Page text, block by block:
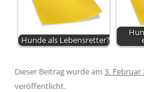
Hunde als Lebensretter?
Dieser Beitrag wurde am 3. Februar
veröffentlicht.